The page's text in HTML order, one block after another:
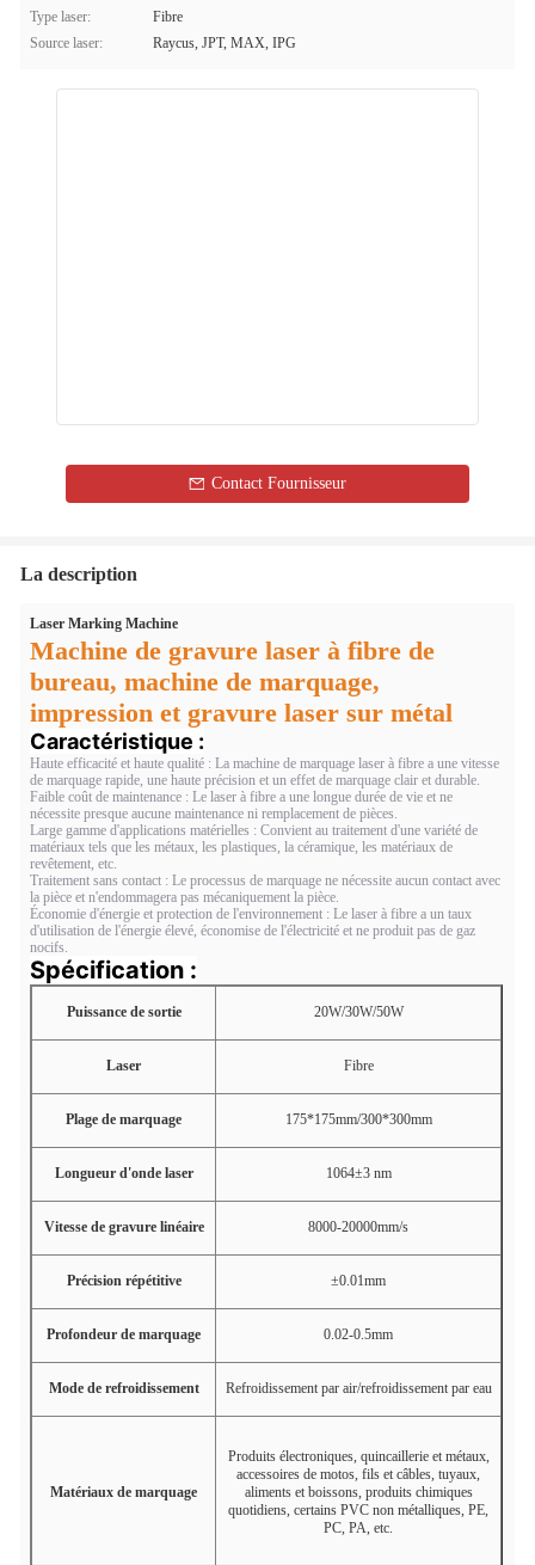
Type laser:
Fibre
Source laser:
Raycus, JPT, MAX, IPG
Contact Fournisseur
La description
Laser Marking Machine
Machine de gravure laser à fibre de
bureau, machine de marquage,
impression et gravure laser sur métal
Caractéristique :
Haute efficacité et haute qualité : La machine de marquage laser à fibre a une vitesse
de marquage rapide, une haute précision et un effet de marquage clair et durable.
Faible coût de maintenance : Le laser à fibre a une longue durée de vie et ne
nécessite presque aucune maintenance ni remplacement de pièces.
Large gamme d'applications matérielles : Convient au traitement d'une variété de
matériaux tels que les métaux, les plastiques, la céramique, les matériaux de
revêtement, etc.
Traitement sans contact : Le processus de marquage ne nécessite aucun contact avec
la pièce et n'endommagera pas mécaniquement la pièce.
Économie d'énergie et protection de l'environnement : Le laser à fibre a un taux
d'utilisation de l'énergie élevé, économise de l'électricité et ne produit pas de gaz
nocifs.
Spécification :
Puissance de sortie 20W/30W/50W
Laser Fibre
Plage de marquage 175*175mm/300*300mm
Longueur d'onde laser 1064±3 nm
Vitesse de gravure linéaire 8000-20000mm/s
Précision répétitive ±0.01mm
Profondeur de marquage 0.02-0.5mm
Mode de refroidissement Refroidissement par air/refroidissement par eau
Matériaux de marquage
Produits électroniques, quincaillerie et métaux,
accessoires de motos, fils et câbles, tuyaux,
aliments et boissons, produits chimiques
quotidiens, certains PVC non métalliques, PE,
PC, PA, etc.